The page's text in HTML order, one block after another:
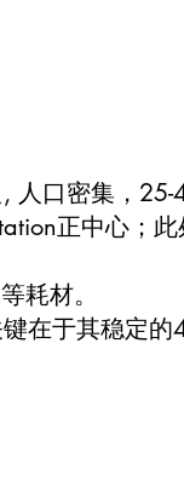
口密集，
正中心；
耗材。
在于其稳定